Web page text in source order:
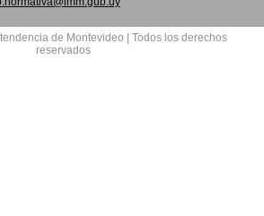
de Montevideo | Todos los derechos
reservados